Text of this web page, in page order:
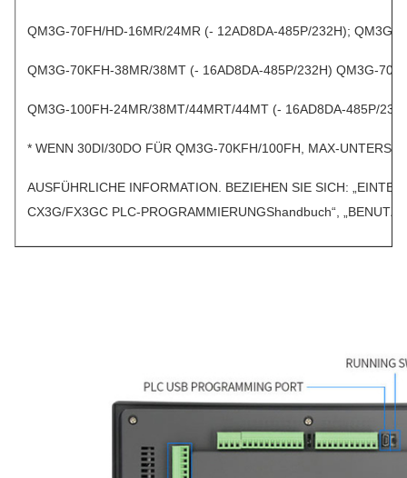
QM3G-70FH/HD-16MR/24MR (- 12AD8DA-485P/232H);
QM3G-70KFH-38MR/38MT (- 16AD8DA-485P/232H) QM3G-
QM3G-100FH-24MR/38MT/44MRT/44MT (- 16AD8DA-485P/
* WENN 30DI/30DO FÜR QM3G-70KFH/100FH, MAX-
AUSFÜHRLICHE INFORMATION. BEZIEHEN SIE SICH:
CX3G/FX3GC PLC-PROGRAMMIERUNGShandbuch“,